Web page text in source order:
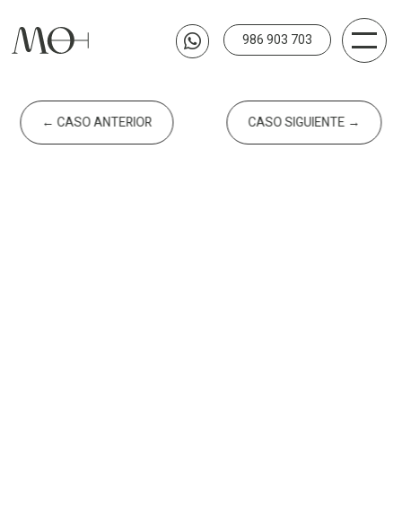
 986 903 703
←CASO ANTERIOR CASO SIGUIENTE →